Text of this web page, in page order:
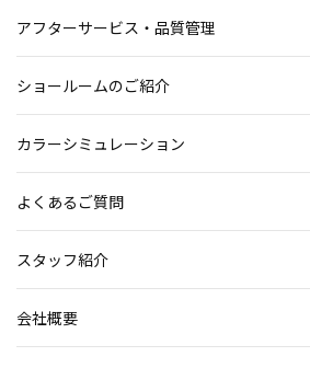
アフターサービス・品質管理
ショールームのご紹介
カラーシミュレーション
よくあるご質問
スタッフ紹介
会社概要